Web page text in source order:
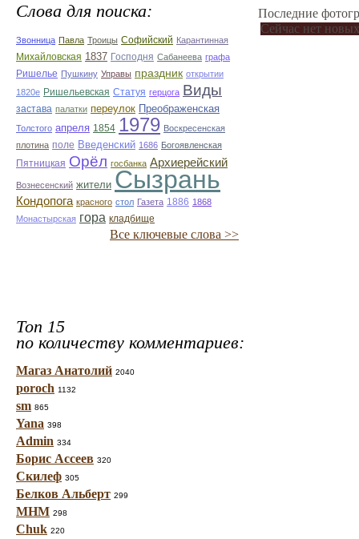
Слова для поиска:
Звонница Павла Троицы Софийский Карантинная
Михайловская 1837 Господня Сабанеева графа
Ришелье Пушкину Управы праздник открытии
1820е Ришельевская Статуя герцога Виды
застава палатки переулок Преображенская
Толстого апреля 1854 1979 Воскресенская
плотина поле Введенский 1686 Богоявленская
Пятницкая Орёл госбанка Архиерейский
Вознесенский жители Сызрань
Кондопога красного стол Газета 1886 1868
Монастырская гора кладбище
Все ключевые слова >>
Топ 15
по количеству комментариев:
Магаз Анатолий 2040
poroch 1132
sm 865
Yana 398
Admin 334
Борис Ассеев 320
Скилеф 305
Белков Альберт 299
МНМ 298
Chuk 220
Последние
Сейчас нет